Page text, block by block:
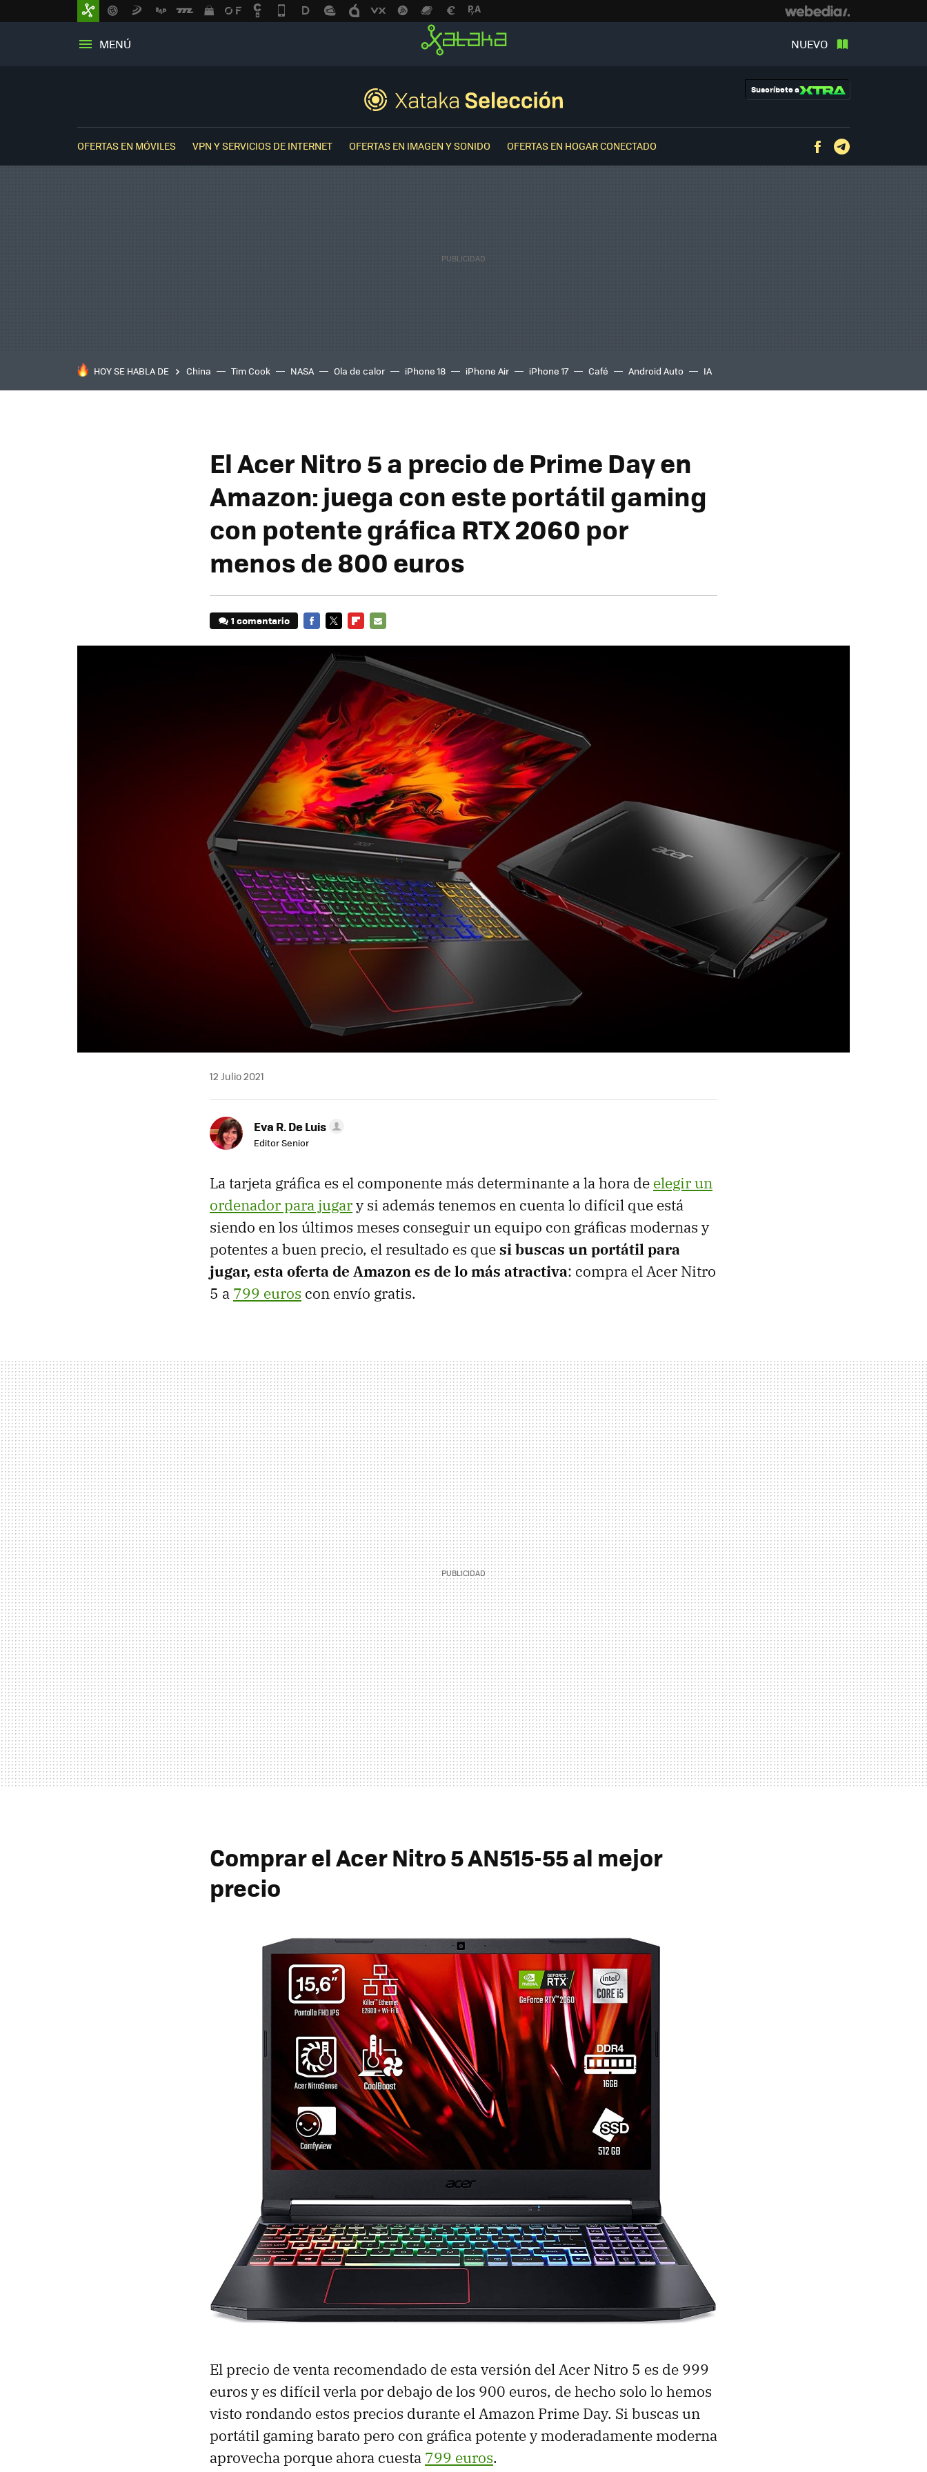
MENÚ NUEVO
Suscríbete a
OFERTAS EN MÓVILES VPN Y SERVICIOS DE INTERNET OFERTAS EN IMAGEN Y SONIDO OFERTAS EN HOGAR CONECTADO Facebook
HOY SE HABLA DE China Tim Cook NASA Ola de calor iPhone 18 iPhone Air iPhone 17 Café Android Auto IA
El Acer Nitro 5 a precio de Prime Day en
Amazon: juega con este portátil gaming
con potente gráfica RTX 2060 por
menos de 800 euros
1 comentario
12 Julio 2021
Eva R. De Luis
Editor Senior
La tarjeta gráfica es el componente más determinante a la hora de elegir un
ordenador para jugary si además tenemos en cuenta lo difícil que está
siendo en los últimos meses conseguir un equipo con gráficas modernas y
potentes a buen precio, el resultado es quesi buscas un portátil para
jugar, esta oferta de Amazon es de lo más atractiva: compra el Acer Nitro
5 a 799 euros con envío gratis.
Comprar el Acer Nitro 5 AN515-55 al mejor
precio
El precio de venta recomendado de esta versión del Acer Nitro 5 es de 999
euros y es difícil verla por debajo de los 900 euros, de hecho solo lo hemos
visto rondando estos precios durante el Amazon Prime Day. Si buscas un
portátil gaming barato pero con gráfica potente y moderadamente moderna
aprovecha porque ahora cuesta 799 euros.